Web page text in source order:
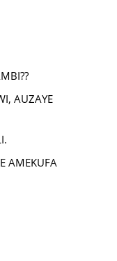
AUZAYE
AMEKUFA